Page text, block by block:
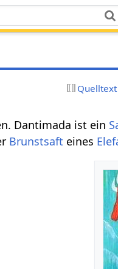
Dantimada ist ein
Brunstsaft eines